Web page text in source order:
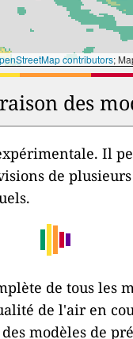
contributors;
des
Il
de
de tous les
de l'air en
modèles de